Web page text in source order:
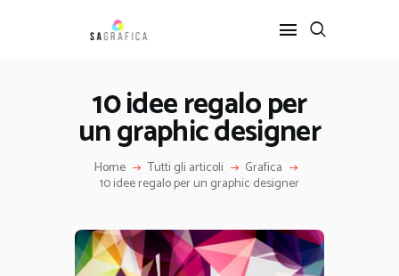
10 idee regalo per
un graphic designer
Home Tutti gli articoli Grafica
10 idee regalo per un graphic designer
HOME
GRAFICA
ARTE
SERVIZI
CONTATTI